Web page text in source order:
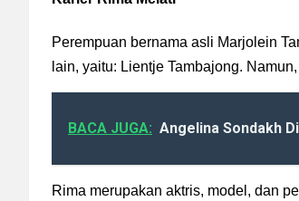
Perempuan bernama asli Marjolein
lain, yaitu: Lientje Tambajong.
BACA JUGA: Angelina Sondakh
Rima merupakan aktris, model, dan